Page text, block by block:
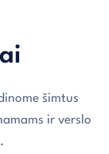
šimtus
ir verslo